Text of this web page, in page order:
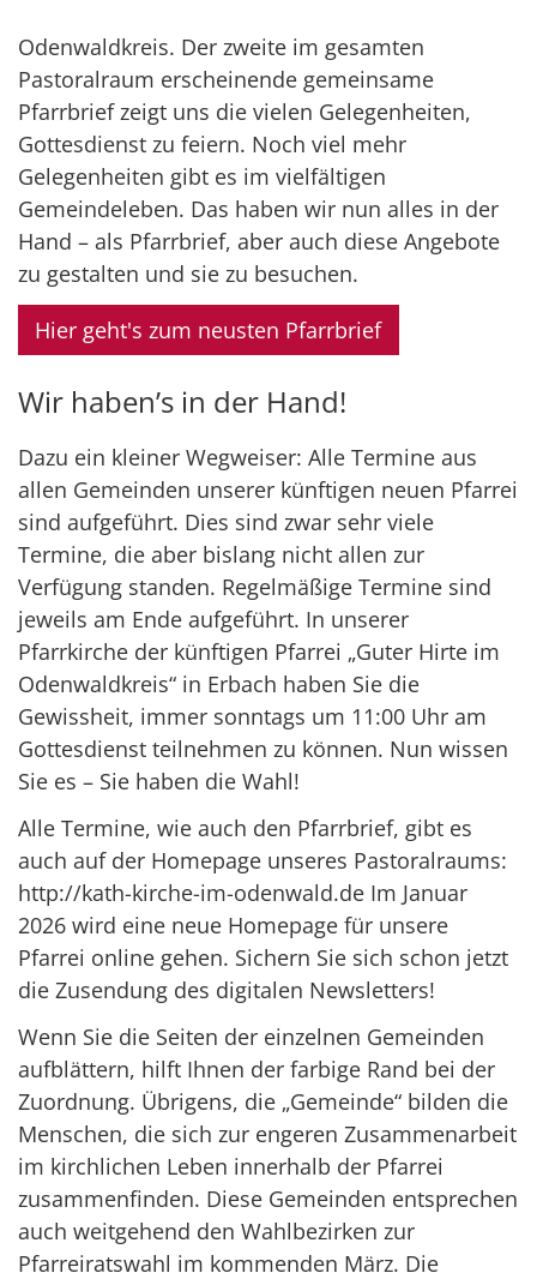
Odenwaldkreis. Der zweite im gesamten
Pastoralraum erscheinende gemeinsame
Pfarrbrief zeigt uns die vielen Gelegenheiten,
Gottesdienst zu feiern. Noch viel mehr
Gelegenheiten gibt es im vielfältigen
Gemeindeleben. Das haben wir nun alles in der
Hand – als Pfarrbrief, aber auch diese Angebote
zu gestalten und sie zu besuchen.
Hier geht's zum neusten Pfarrbrief
Wir haben’s in der Hand!
Dazu ein kleiner Wegweiser: Alle Termine aus
allen Gemeinden unserer künftigen neuen Pfarrei
sind aufgeführt. Dies sind zwar sehr viele
Termine, die aber bislang nicht allen zur
Verfügung standen. Regelmäßige Termine sind
jeweils am Ende aufgeführt. In unserer
Pfarrkirche der künftigen Pfarrei „Guter Hirte im
Odenwaldkreis“ in Erbach haben Sie die
Gewissheit, immer sonntags um 11:00 Uhr am
Gottesdienst teilnehmen zu können. Nun wissen
Sie es – Sie haben die Wahl!
Alle Termine, wie auch den Pfarrbrief, gibt es
auch auf der Homepage unseres Pastoralraums:
http://kath-kirche-im-odenwald.de Im Januar
2026 wird eine neue Homepage für unsere
Pfarrei online gehen. Sichern Sie sich schon jetzt
die Zusendung des digitalen Newsletters!
Wenn Sie die Seiten der einzelnen Gemeinden
aufblättern, hilft Ihnen der farbige Rand bei der
Zuordnung. Übrigens, die „Gemeinde“ bilden die
Menschen, die sich zur engeren Zusammenarbeit
im kirchlichen Leben innerhalb der Pfarrei
zusammenfinden. Diese Gemeinden entsprechen
auch weitgehend den Wahlbezirken zur
Pfarreiratswahl im kommenden März. Die